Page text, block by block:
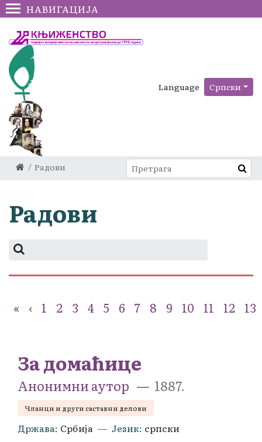
НАВИГАЦИЈА
Language Српски
Радови
Радови
« ‹ 1 2 3 4 5 6 7 8 9 10 11 12 13
За домаћице
Анонимни аутор 1887.
Чланци и други саставни делови
Држава Србија Језик српски